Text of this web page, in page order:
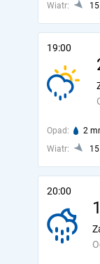
Wiatr:
19:00
Opad: 2
Wiatr:
20:00